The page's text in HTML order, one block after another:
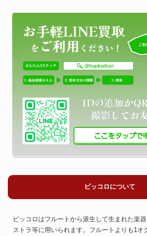
ピッコロについて
ピッコロはフルートから派生して生まれた楽
ストラ等に用いられます。フルートよりも1オ